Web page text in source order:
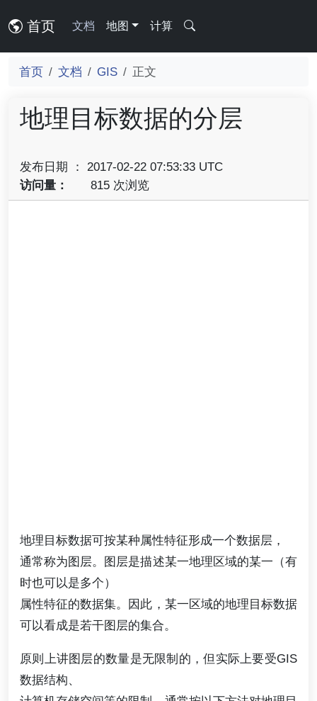
首页 文档 地图 计算
首页 文档 GIS 正文
地理目标数据的分层
发布日期 ： 2017-02-22 07:53:33 UTC
访问量：
815 次浏览
地理目标数据可按某种属性特征形成一个数据层，
通常称为图层。图层是描述某一地理区域的某一（有
时也可以是多个）
属性特征的数据集。因此，某一区域的地理目标数据
可以看成是若干图层的集合。
原则上讲图层的数量是无限制的，但实际上要受GIS
数据结构、